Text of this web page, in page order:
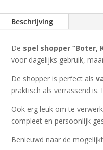
Beschrijving
De spel shopper “Boter,
voor dagelijks gebruik,
De shopper is perfect als
praktisch als verrassend
Ook erg leuk om te
compleet en persoonlijk
Benieuwd naar de